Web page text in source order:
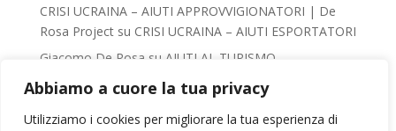
Abbiamo a cuore la tua privacy
Utilizziamo i cookies per migliorare la tua esperienza di
CRISI UCRAINA – AIUTI APPROVVIGIONATORI | De
Rosa Projectsu CRISI UCRAINA – AIUTI ESPORTATORI
Giacomo De Rosa su AIUTI AL TURISMO –
VADEMECUM